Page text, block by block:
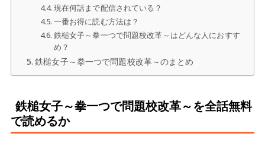
現在何話まで配信されている？
一番お得に読む方法は？
鉄槌女子～拳一つで問題校改革～はどんな人におすす
め？
鉄槌女子～拳一つで問題校改革～のまとめ
鉄槌女子～拳一つで問題校改革～を全話無料
で読めるか